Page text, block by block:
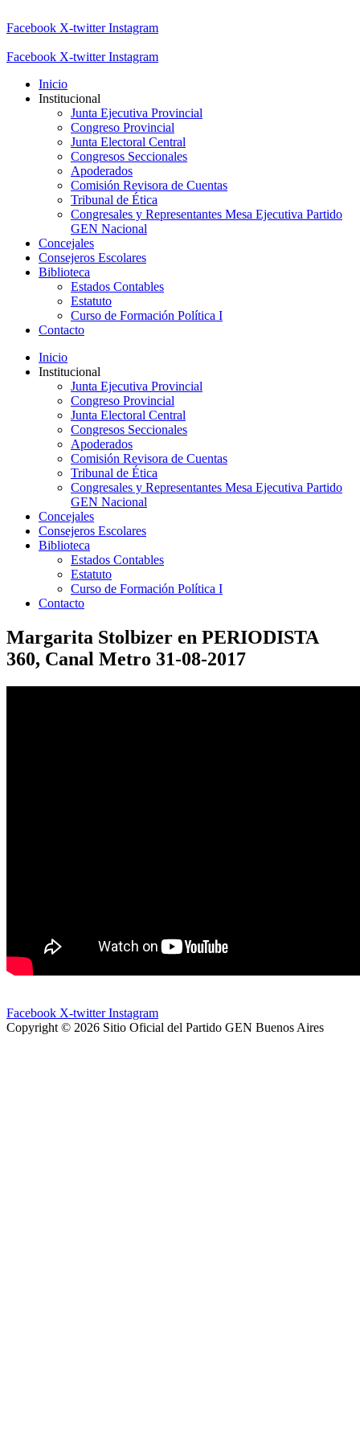
Facebook X-twitter Instagram
Facebook X-twitter Instagram
Inicio
Institucional
Junta Ejecutiva Provincial
Congreso Provincial
Junta Electoral Central
Congresos Seccionales
Apoderados
Comisión Revisora de Cuentas
Tribunal de Ética
Congresales y Representantes Mesa Ejecutiva Partido
GEN Nacional
Concejales
Consejeros Escolares
Biblioteca
Estados Contables
Estatuto
Curso de Formación Política I
Contacto
Inicio
Institucional
Junta Ejecutiva Provincial
Congreso Provincial
Junta Electoral Central
Congresos Seccionales
Apoderados
Comisión Revisora de Cuentas
Tribunal de Ética
Congresales y Representantes Mesa Ejecutiva Partido
GEN Nacional
Concejales
Consejeros Escolares
Biblioteca
Estados Contables
Estatuto
Curso de Formación Política I
Contacto
Margarita Stolbizer en PERIODISTA
360, Canal Metro 31-08-2017
Facebook X-twitter Instagram
Copyright © 2026 Sitio Oficial del Partido GEN Buenos Aires